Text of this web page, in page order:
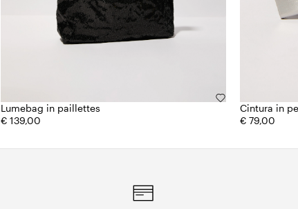
Lumebag in paillettes
€ 139,00
Cintura in
€ 79,00